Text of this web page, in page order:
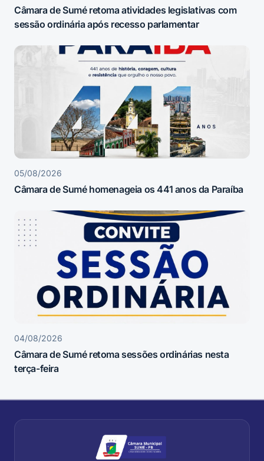
Câmara de Sumé retoma atividades legislativas com
sessão ordinária após recesso parlamentar
05/08/2026
Câmara de Sumé homenageia os 441 anos da Paraíba
04/08/2026
Câmara de Sumé retoma sessões ordinárias nesta
terça-feira